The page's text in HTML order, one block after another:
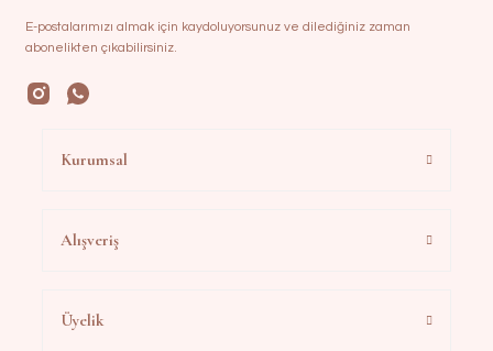
E-postalarımızı almak için kaydoluyorsunuz ve dilediğiniz zaman
abonelikten çıkabilirsiniz.
Kurumsal
Alışveriş
Üyelik